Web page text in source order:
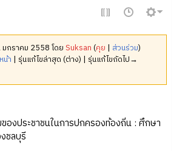
กราคม 2558 โดยSuksan (คุย | ส่วนร่วม)
า | รุ่นแก้ไขล่าสุด (ต่าง) | รุ่นแก้ไขถัดไป→
องประชาชนในการปกครองท้องถิ่น : ศึกษา
ชลบุรี